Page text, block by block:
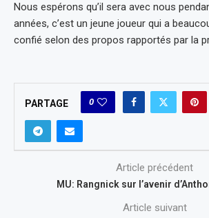
Nous espérons qu’il sera avec nous
années, c’est un jeune joueur qui a
confié selon des propos rapportés par la
PARTAGE 0
Article précédent
MU: Rangnick sur l’avenir
Article suivant